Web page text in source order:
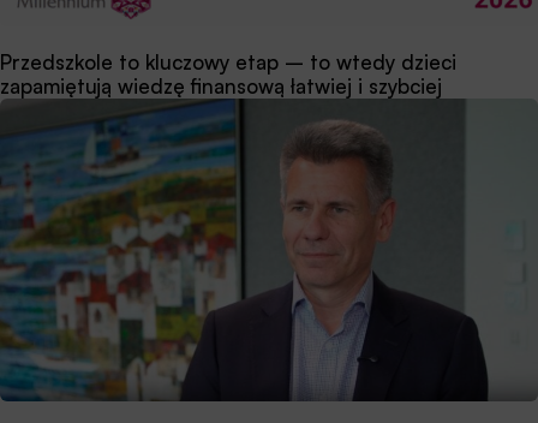
Przedszkole to kluczowy etap – to wtedy dzieci
zapamiętują wiedzę finansową łatwiej i szybciej